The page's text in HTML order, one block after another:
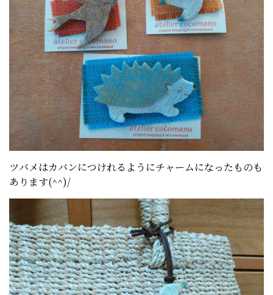
ツバメはカバンにつけれるようにチャームになったものも
あります(^^)/